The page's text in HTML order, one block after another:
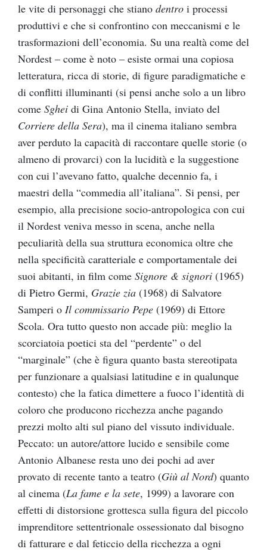
le vite di personaggi che stiano dentro i processi
produttivi e che si confrontino con meccanismi e le
trasformazioni dell’economia. Su una realtà come del
Nordest – come è noto – esiste ormai una copiosa
letteratura, ricca di storie, di figure paradigmatiche e
di conflitti illuminanti (si pensi anche solo a un libro
come Sghei di Gina Antonio Stella, inviato del
Corriere della Sera), ma il cinema italiano sembra
aver perduto la capacità di raccontare quelle storie (o
almeno di provarci) con la lucidità e la suggestione
con cui l’avevano fatto, qualche decennio fa, i
maestri della “commedia all’italiana”. Si pensi, per
esempio, alla precisione socio-antropologica con cui
il Nordest veniva messo in scena, anche nella
peculiarità della sua struttura economica oltre che
nella specificità caratteriale e comportamentale dei
suoi abitanti, in film come Signore & signori (1965)
di Pietro Germi, Grazie zia (1968) di Salvatore
Samperi o Il commissario Pepe (1969) di Ettore
Scola. Ora tutto questo non accade più: meglio la
scorciatoia poetici sta del “perdente” o del
“marginale” (che è figura quanto basta stereotipata
per funzionare a qualsiasi latitudine e in qualunque
contesto) che la fatica dimettere a fuoco l’identità di
coloro che producono ricchezza anche pagando
prezzi molto alti sul piano del vissuto individuale.
Peccato: un autore/attore lucido e sensibile come
Antonio Albanese resta uno dei pochi ad aver
provato di recente tanto a teatro (Giù al Nord) quanto
al cinema (La fame e la sete, 1999) a lavorare con
effetti di distorsione grottesca sulla figura del piccolo
imprenditore settentrionale ossessionato dal bisogno
di fatturare e dal feticcio della ricchezza a ogni